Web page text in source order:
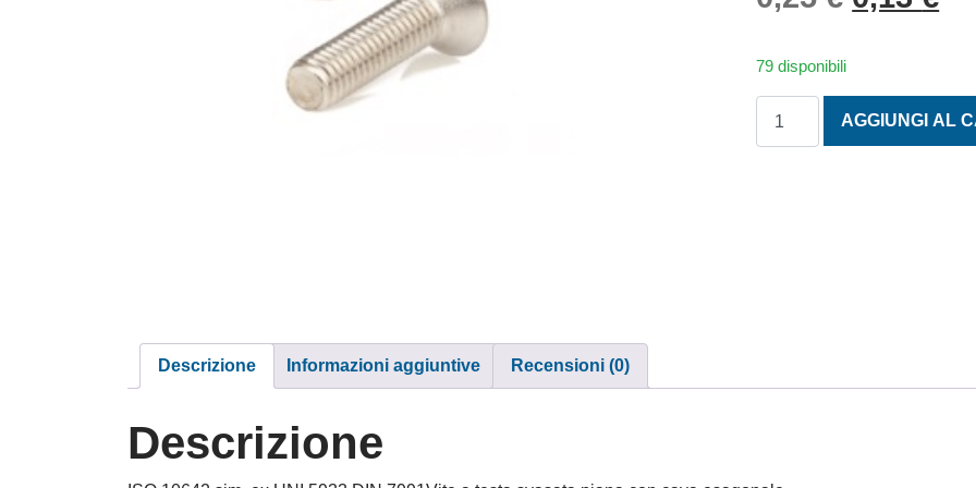
79 disponibili
AGGIUNGI AL
Descrizione Informazioni aggiuntive Recensioni (0)
Descrizione